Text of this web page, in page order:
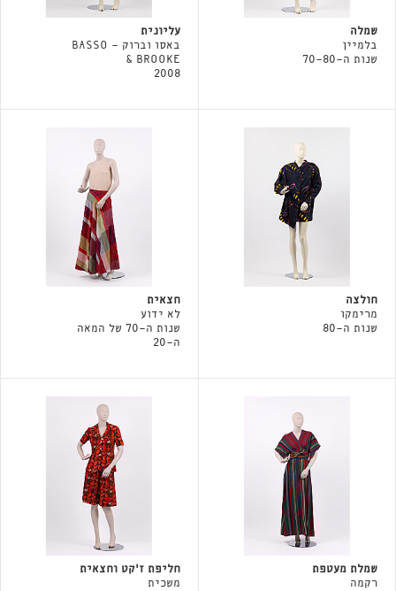
שמלה
בלמיין
שנות ה-70-80
עליונית
באסו וברוק - BASSO
& BROOKE
2008
חולצה
מרימקו
שנות ה-80
חצאית
לא ידוע
שנות ה-70 של המאה
ה-20
שמלת מעטפת
רקמה
חליפת ז׳קט וחצאית
משכית